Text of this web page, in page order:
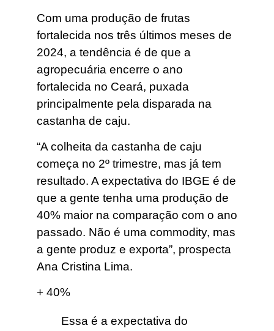
Com uma produção de frutas
fortalecida nos três últimos meses de
2024, a tendência é de que a
agropecuária encerre o ano
fortalecida no Ceará, puxada
principalmente pela disparada na
castanha de caju.
“A colheita da castanha de caju
começa no 2º trimestre, mas já tem
resultado. A expectativa do IBGE é de
que a gente tenha uma produção de
40% maior na comparação com o ano
passado. Não é uma commodity, mas
a gente produz e exporta”, prospecta
Ana Cristina Lima.
+ 40%
Essa é a expectativa do